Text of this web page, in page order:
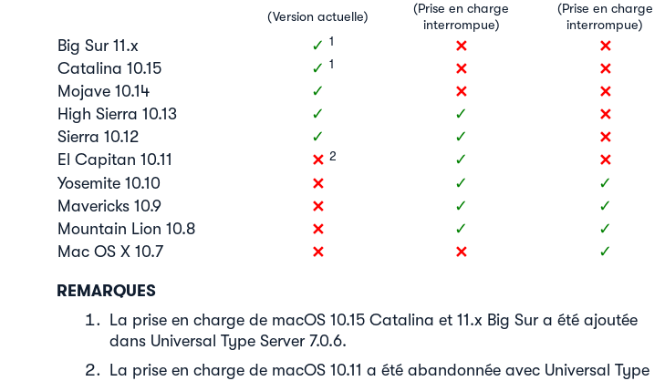
(Version actuelle)
(Prise en charge
interrompue)
(Prise en charge
interrompue)
Big Sur 11.x ✓ 1 ✕ ✕
Catalina 10.15 ✓ 1 ✕ ✕
Mojave 10.14 ✓ ✕ ✕
High Sierra 10.13 ✓ ✓ ✕
Sierra 10.12 ✓ ✓ ✕
El Capitan 10.11 ✕ 2 ✓ ✕
Yosemite 10.10 ✕ ✓
✓
Mavericks 10.9
✕ ✓
✓
Mountain Lion 10.8
✕ ✓
✓
Mac OS X 10.7
✕ ✕ ✓
REMARQUES
La prise en charge de macOS 10.15 Catalina et 11.x Big Sur a été ajoutée
dans Universal Type Server 7.0.6.
La prise en charge de macOS 10.11 a été abandonnée avec Universal Type